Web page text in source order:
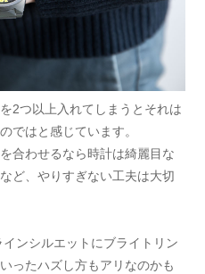
2つ以上入れてしまうとそれは
ではと感じています。
合わせるなら時計は綺麗目な
ど、やりすぎない工夫は大切
ンシルエットにブライトリン
ったハズし方もアリなのかも